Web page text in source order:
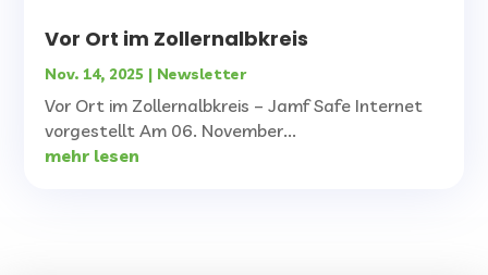
Vor Ort im Zollernalbkreis
Nov. 14, 2025 | Newsletter
Vor Ort im Zollernalbkreis – Jamf Safe Internet
vorgestellt Am 06. November...
mehr lesen